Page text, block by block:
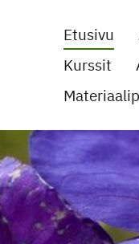
Etusivu
Kurssit